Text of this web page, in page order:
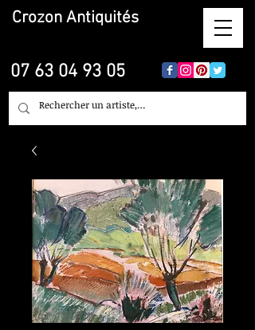
Crozon Antiquités
07 63 04 93 05